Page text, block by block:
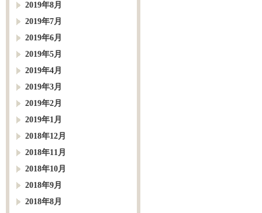
2019年8月
2019年7月
2019年6月
2019年5月
2019年4月
2019年3月
2019年2月
2019年1月
2018年12月
2018年11月
2018年10月
2018年9月
2018年8月